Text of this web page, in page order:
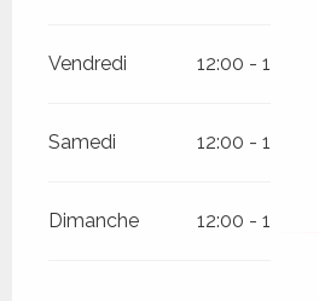
Vendredi 12:00 - 14:00
Samedi 12:00 - 14:00
Dimanche 12:00 - 14:00